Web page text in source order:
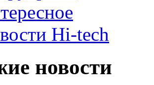
Hi-tech
новости